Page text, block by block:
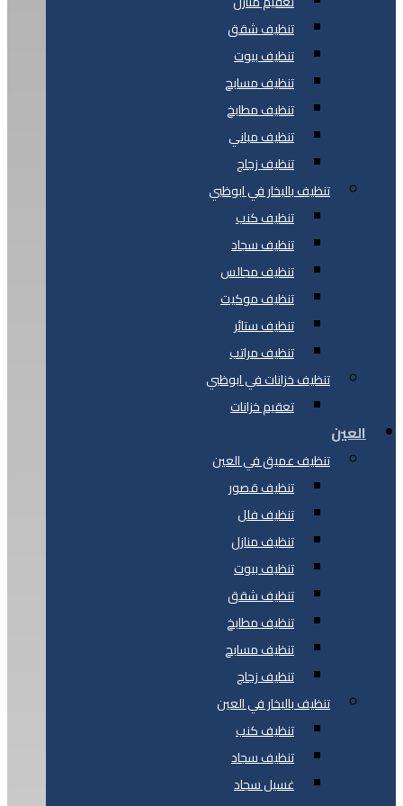
تنظيف شقق
تنظيف بيوت
تنظيف مسابح
تنظيف مطابخ
تنظيف مباني
تنظيف زجاج
تنظيف بالبخار في ابوظبي
تنظيف كنب
تنظيف سجاد
تنظيف مجالس
تنظيف موكيت
تنظيف ستائر
تنظيف مراتب
تنظيف خزانات في ابوظبي
تعقيم خزانات
العين
تنظيف عميق في العين
تنظيف قصور
تنظيف فلل
تنظيف منازل
تنظيف بيوت
تنظيف شقق
تنظيف مطابخ
تنظيف مسابح
تنظيف زجاج
تنظيف بالبخار في العين
تنظيف كنب
تنظيف سجاد
غسيل سجاد